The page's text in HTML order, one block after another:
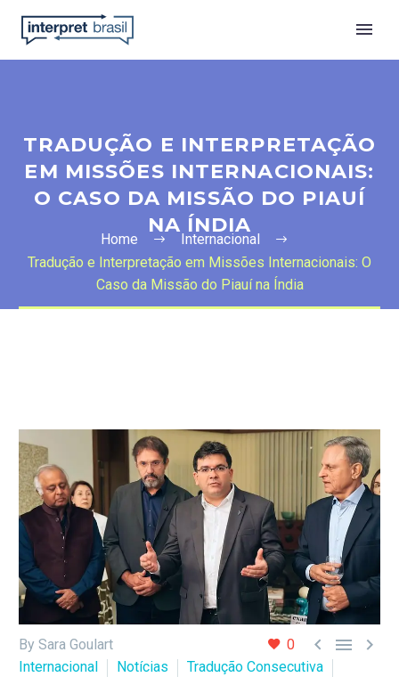
Português
TRADUÇÃO E INTERPRETAÇÃO
EM MISSÕES INTERNACIONAIS:
O CASO DA MISSÃO DO PIAUÍ
NA ÍNDIA
Home
Internacional
Tradução e Interpretação em Missões Internacionais: O
Caso da Missão do Piauí na Índia
0   
By Sara Goulart
Internacional
Notícias
Tradução Consecutiva